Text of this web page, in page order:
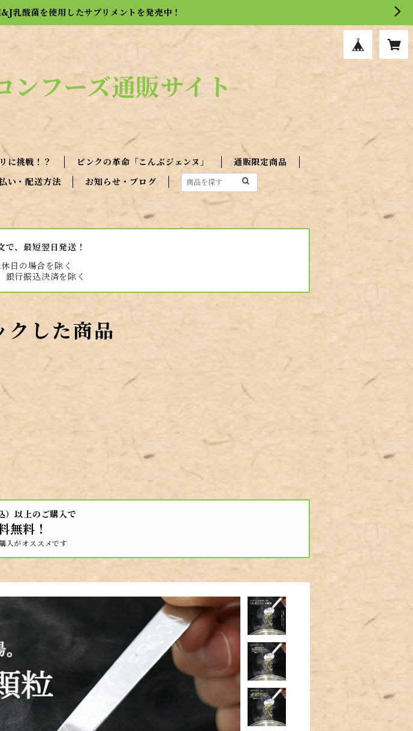
乳酸菌を使用したサプリメントを発売中！
ンフーズ通販サイト
に挑戦！？ ピンクの革命「こんぶジェンヌ」
通販限定商品
い・配送方法 お知らせ・ブログ
で、最短翌日発送！
日の場合を除く
行振込決済を除く
クした商品
）以上のご購入で
無料！
入がオススメです